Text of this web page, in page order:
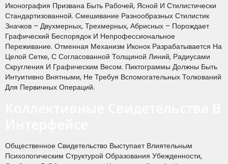
Иконография Призвана Быть Рабочей, Ясной И Стилистически
Стандартизованной. Смешивание Разнообразных Стилистик
Значков – Двухмерных, Трехмерных, Абрисных – Порождает
Графический Беспорядок И Непрофессиональное
Переживание. Отменная Механизм Иконок Разрабатывается На
Целой Сетке, С Согласованной Толщиной Линий, Радиусами
Скругления И Графическим Весом. Пиктограммы Должны Быть
Интуитивно Внятными, Не Требуя Вспомогательных Толкований
Для Первичных Операций.
Общественное Свидетельство Выступает Влиятельным
Психологическим Структурой Образования Убежденности,